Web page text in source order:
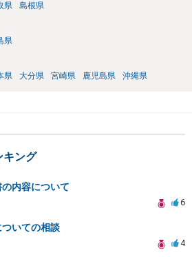
県 島根県
県
県 大分県 宮崎県 鹿児島県 沖縄県
キング
内容について
6
いての相談
4